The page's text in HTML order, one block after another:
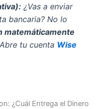
¿Vas a enviar
bancaria? No lo
matemáticamente
Abre tu cuenta Wise
¿Cuál Entrega el Dinero